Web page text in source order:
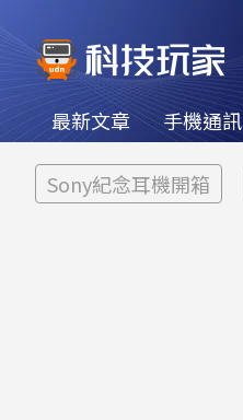
最新文章 手機通訊
Sony紀念耳機開箱